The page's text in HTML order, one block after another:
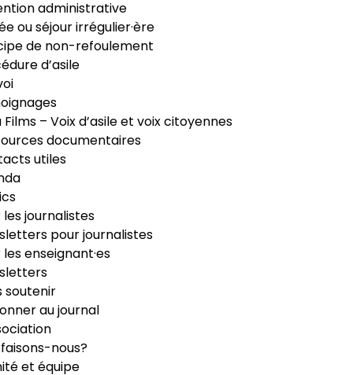
administrative
ou séjour irrégulier·ère
de non-refoulement
d’asile
Films – Voix d’asile et voix citoyennes
documentaires
utiles
les journalistes
pour journalistes
les enseignant·es
soutenir
au journal
nous?
et équipe